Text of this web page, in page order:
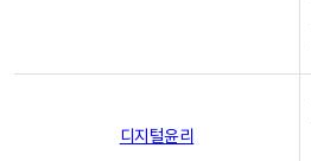
디지털윤리